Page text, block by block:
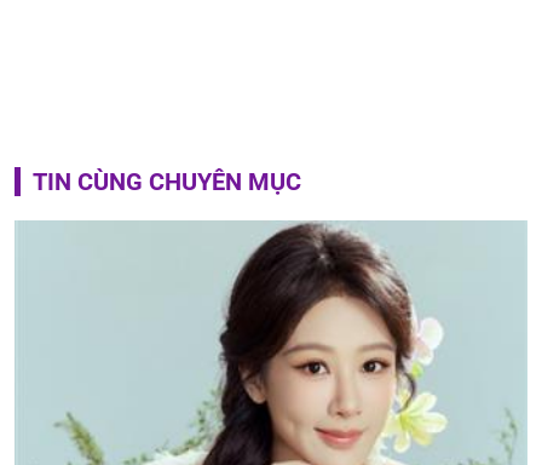
TIN CÙNG CHUYÊN MỤC